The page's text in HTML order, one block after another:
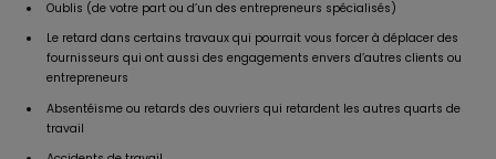
Oublis (de votre part ou d’un des entrepreneurs spécialisés)
Le retard dans certains travaux qui pourrait vous forcer à déplacer des
fournisseurs qui ont aussi des engagements envers d’autres clients ou
entrepreneurs
Absentéisme ou retards des ouvriers qui retardent les autres quarts de
travail